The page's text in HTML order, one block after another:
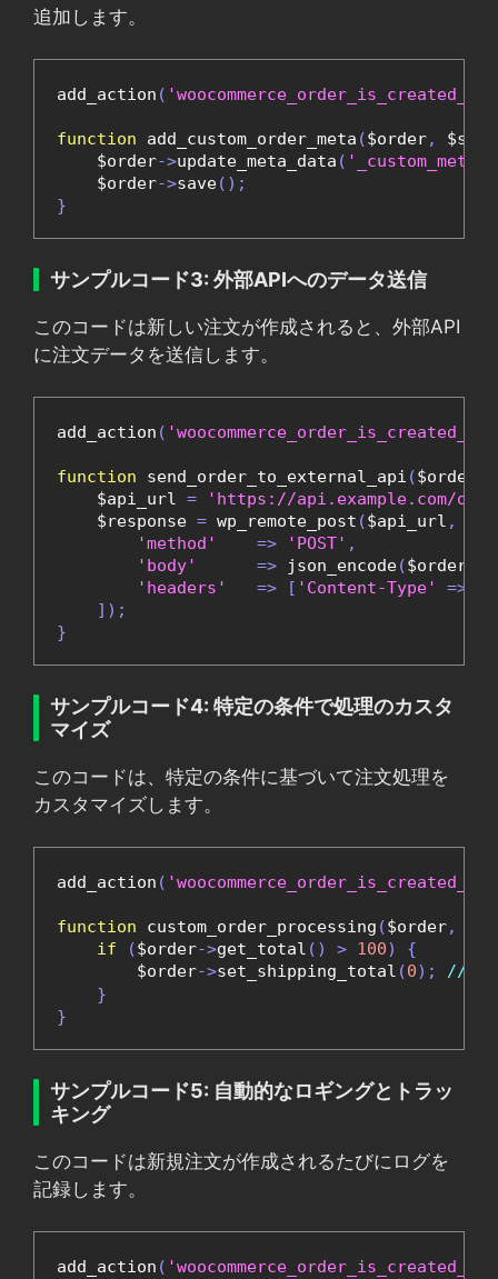
追加します。
add_action (
function add_custom_order_meta ($order,
    $order
->update_meta_data (
    $order
->save();
}
サンプルコード3: 外部APIへのデータ送信
このコードは新しい注文が作成されると、外部API
に注文データを送信します。
add_action (
function send_order_to_external_api ($order
    $api_url
=
'https://api.example.com/
    $response
= wp_remote_post ($api_url ,
'method'
=> 'POST' ,
'body'
=> json_encode($order
'headers'
=> [ 'Content-Type' =>
]);
}
サンプルコード4: 特定の条件で処理のカスタ
マイズ
このコードは、特定の条件に基づいて注文処理を
カスタマイズします。
add_action (
function custom_order_processing ($order,
if
($order->get_total () > 100)
{
        $order
->set_shipping_total (0);
// 一
}
}
サンプルコード5: 自動的なロギングとトラッ
キング
このコードは新規注文が作成されるたびにログを
記録します。
add_action (